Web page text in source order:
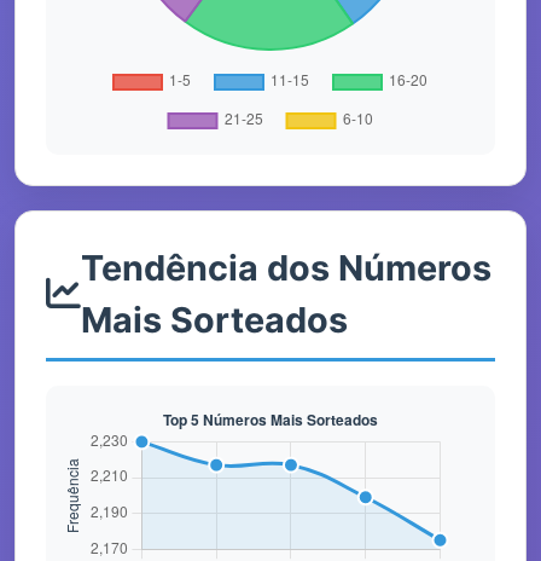
Tendência dos Números
Mais Sorteados